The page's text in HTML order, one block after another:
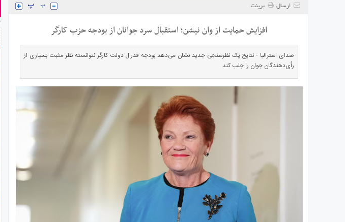
ارسال پرینت
افزایش حمایت از وان نیشن؛ استقبال سرد جوانان از بودجه حزب کارگر
صدای استرالیا - نتایج یک نظرسنجی جدید نشان می‌دهد بودجه فدرال دولت کارگر نتوانسته نظر مثبت بسیاری از
رأی‌دهندگان جوان را جلب کند